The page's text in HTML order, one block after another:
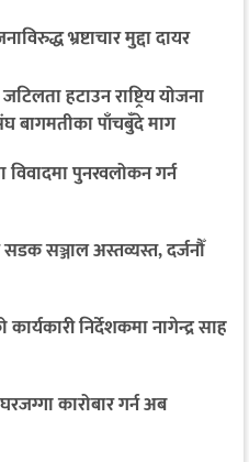
भ्रष्टाचार मुद्दा दायर
हटाउन राष्ट्रिय योजना
बागमतीका पाँचबुँदे माग
पुनरवलोकन गर्न
सञ्जाल अस्तव्यस्त, दर्जनौँ
निर्देशकमा नागेन्द्र साह
कारोबार गर्न अब